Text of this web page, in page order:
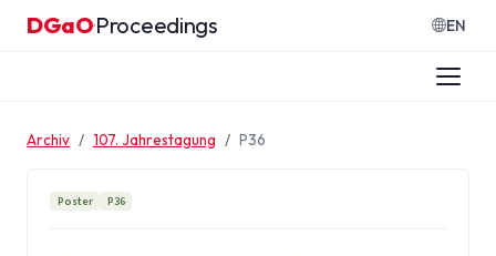
Zum Inhalt springen
DGaO·Proceedings EN
Archiv 107. Jahrestagung P36
Poster P36